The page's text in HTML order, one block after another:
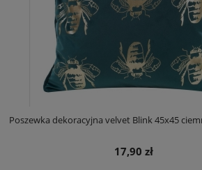
Poszewka dekoracyjna velvet Blink 45x45
17,90 zł